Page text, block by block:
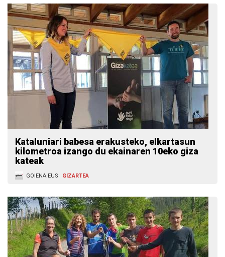
Kataluniari babesa erakusteko, elkartasun
kilometroa izango du ekainaren 10eko giza
kateak
GOIENA.EUS GIZARTEA